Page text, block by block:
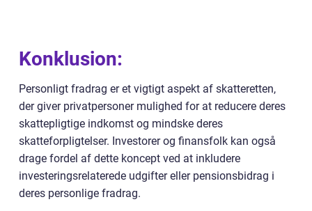
Konklusion:
Personligt fradrag er et vigtigt aspekt af skatteretten,
der giver privatpersoner mulighed for at reducere deres
skattepligtige indkomst og mindske deres
skatteforpligtelser. Investorer og finansfolk kan også
drage fordel af dette koncept ved at inkludere
investeringsrelaterede udgifter eller pensionsbidrag i
deres personlige fradrag.